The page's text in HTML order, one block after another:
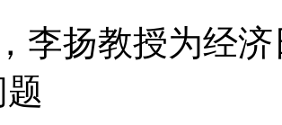
李扬教授为经
题